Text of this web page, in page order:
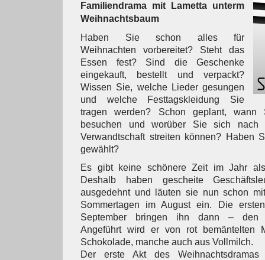
Familiendrama mit Lametta unterm
Weihnachtsbaum
Haben Sie schon alles für
Weihnachten vorbereitet? Steht das
Essen fest? Sind die Geschenke
eingekauft, bestellt und verpackt?
Wissen Sie, welche Lieder gesungen
und welche Festtagskleidung Sie
tragen werden? Schon geplant, wann
besuchen und worüber Sie sich
Verwandtschaft streiten können? Haben
gewählt?
Es gibt keine schönere Zeit im Jahr
Deshalb haben gescheite
ausgedehnt und läuten sie nun schon
Sommertagen im August ein. Die
September bringen ihn dann – den
Angeführt wird er von rot bemäntelten
Schokolade, manche auch aus Vollmilch.
Der erste Akt des